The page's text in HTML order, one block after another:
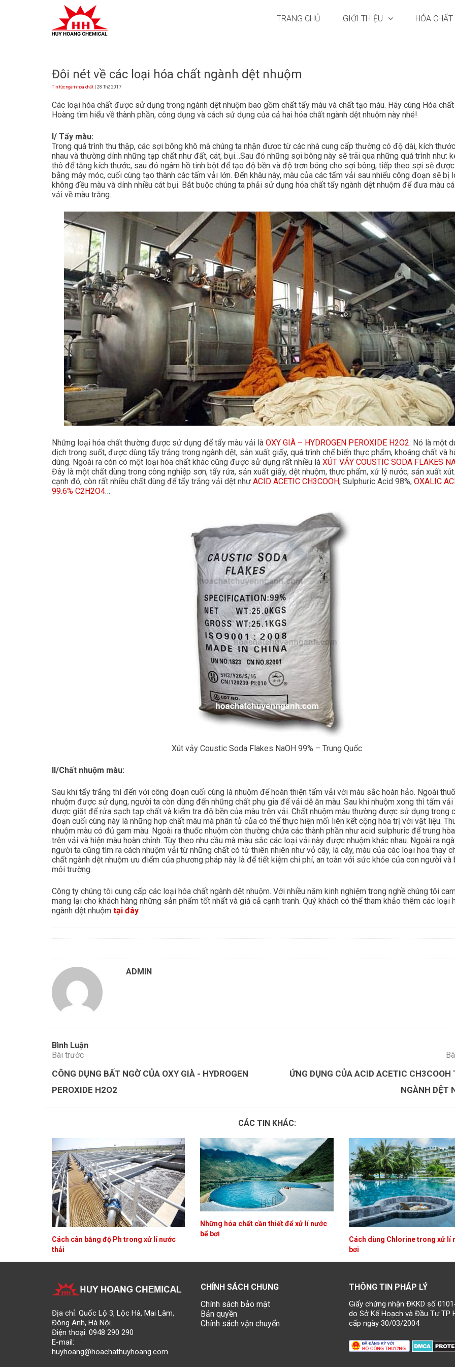
TRANG CHỦ GIỚI THIỆU HÓA
Đôi nét về các loại hóa chất ngành dệt nhuộm
Tin tức ngành hóa chất | 28 Th2 2017
Các loại hóa chất được sử dụng trong ngành dệt nhuộm bao gồm chất tẩy màu và chất tạo màu. Hãy cùng Hóa
Hoàng tìm hiểu về thành phần, công dụng và cách sử dụng của cả hai hóa chất ngành dệt nhuộm này nhé!
I/ Tẩy màu:
Trong quá trình thu thập, các sợi bông khô mà chúng ta nhận được từ các nhà cung cấp thường có độ dài, kích
nhau và thường dính những tạp chất như đất, cát, bụi…Sau đó những sợi bông này sẽ trãi qua những quá trình như:
thô để tăng kích thước, sau đó ngâm hồ tinh bột để tạo độ bền và độ trơn bóng cho sợi bông, tiếp theo sợi sẽ
bằng máy móc, cuối cùng tạo thành các tấm vải lớn. Đến khâu này, màu của các tấm vải sau nhiểu công đoạn sẽ bị
không đều màu và dính nhiều cát bụi. Bắt buộc chúng ta phải sử dụng hóa chất tẩy ngành dệt nhuộm để đưa màu
vải về màu trắng.
Những loại hóa chất thường được sử dụng để tẩy màu vải là OXY GIÀ – HYDROGEN PEROXIDE H2O2. Nó là một
dịch trong suốt, được dùng tẩy trắng trong ngành dệt, sản xuất giấy, quá trình chế biến thực phẩm, khoáng chất và
dùng. Ngoài ra còn có một loại hóa chất khác cũng được sử dụng rất nhiều là XÚT VẢY COUSTIC SODA FLAKES
Đây là một chất dùng trong công nghiệp sơn, tẩy rửa, sản xuất giấy, dệt nhuộm, thực phẩm, xử lý nước, sản xuất
cạnh đó, còn rất nhiều chất dùng để tẩy trắng vải dệt như ACID ACETIC CH3COOH, Sulphuric Acid 98%, OXALIC
99.6% C2H2O4…
Xút vảy Coustic Soda Flakes NaOH 99% – Trung Quốc
II/Chất nhuộm màu:
Sau khi tẩy trắng thì đến với công đoạn cuối cùng là nhuộm để hoàn thiện tấm vải với màu sắc hoàn hảo. Ngoài
nhuộm được sử dụng, người ta còn dùng đến những chất phụ gia để vải dễ ăn màu. Sau khi nhuộm xong thì tấm vải
được giặt để rửa sạch tạp chất và kiểm tra độ bền của màu trên vải. Chất nhuộm màu thường được sử dụng trong
đoạn cuối cùng này là những hợp chất màu mà phân tử của có thể thực hiện mối liên kết cộng hóa trị với vật liệu.
nhuộm màu có đủ gam màu. Ngoài ra thuốc nhuộm còn thường chứa các thành phần như acid sulphuric để trung
trên vải và hiện màu hoàn chỉnh. Tùy theo nhu cầu mà màu sắc các loại vải này được nhuộm khác nhau. Ngoài ra
người ta cũng tìm ra cách nhuộm vải từ những chất có từ thiên nhiên như vỏ cây, lá cây, màu của các loại hoa thay
chất ngành dệt nhuộm ưu điểm của phương pháp này là để tiết kiệm chi phí, an toàn với sức khỏe của con người và
môi trường.
Công ty chúng tôi cung cấp các loại hóa chất ngành dệt nhuộm. Với nhiều năm kinh nghiệm trong nghề chúng tôi
mang lại cho khách hàng những sản phẩm tốt nhất và giá cả cạnh tranh. Quý khách có thể tham khảo thêm các loại
ngành dệt nhuộm tại đây
ADMIN
Bình Luận
Bài trước
CÔNG DỤNG BẤT NGỜ CỦA OXY GIÀ - HYDROGEN
PEROXIDE H2O2
ỨNG DỤNG CỦA ACID ACETIC CH3COOH
NGÀNH DỆT
CÁC TIN KHÁC:
Cách cân bằng độ Ph trong xử lí nước
thải
Những hóa chất cần thiết để xử lí nước
bể bơi
Cách dùng Chlorine trong xử lí
bơi
Địa chỉ: Quốc Lộ 3, Lộc Hà, Mai Lâm,
Đông Anh, Hà Nội.
Điện thoại: 0948 290 290
E-mail:
huyhoang@hoachathuyhoang.com
CHÍNH SÁCH CHUNG
Chính sách bảo mật
Bản quyền
Chính sách vận chuyển
THÔNG TIN PHÁP LÝ
Giấy chứng nhận ĐKKD số
do Sở Kế Hoạch và Đầu Tư TP
cấp ngày 30/03/2004